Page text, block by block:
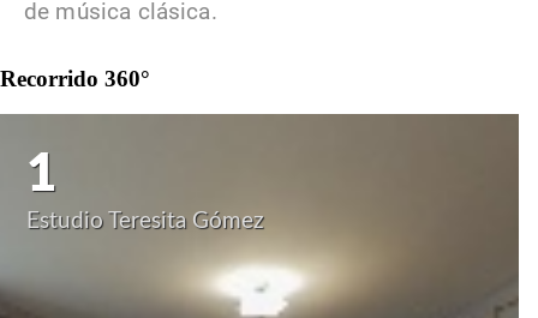
de música clásica.
Recorrido 360°